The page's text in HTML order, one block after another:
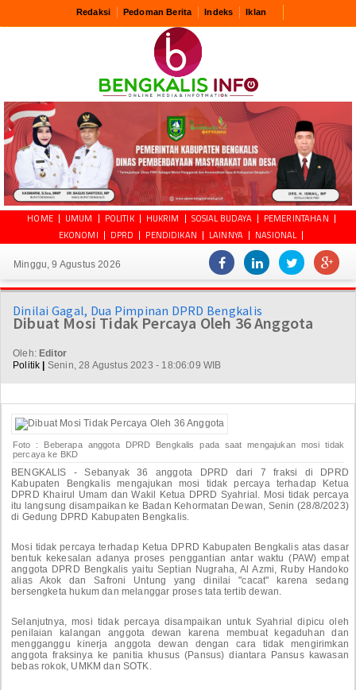
Redaksi Pedoman Berita Indeks Iklan
HOME UMUM POLITIK HUKRIM SOSIAL BUDAYA
PEMERINTAHAN
EKONOMI
DPRD PENDIDIKAN LAINNYA NASIONAL
Minggu, 9 Agustus 2026
Dinilai Gagal, Dua Pimpinan DPRD Bengkalis
Dibuat Mosi Tidak Percaya Oleh 36 Anggota
Oleh: Editor
Politik
Senin, 28 Agustus 2023 - 18:06:09 WIB
Foto : Beberapa anggota DPRD Bengkalis pada saat mengajukan mosi tidak
percaya ke BKD
BENGKALIS - Sebanyak 36 anggota DPRD dari 7 fraksi di DPRD
Kabupaten Bengkalis mengajukan mosi tidak percaya terhadap Ketua
DPRD Khairul Umam dan Wakil Ketua DPRD Syahrial. Mosi tidak percaya
itu langsung disampaikan ke Badan Kehormatan Dewan, Senin (28/8/2023)
di Gedung DPRD Kabupaten Bengkalis.
Mosi tidak percaya terhadap Ketua DPRD Kabupaten Bengkalis atas dasar
bentuk kekesalan adanya proses penggantian antar waktu (PAW) empat
anggota DPRD Bengkalis yaitu Septian Nugraha, Al Azmi, Ruby Handoko
alias Akok dan Safroni Untung yang dinilai "cacat" karena sedang
bersengketa hukum dan melanggar proses tata tertib dewan.
Selanjutnya, mosi tidak percaya disampaikan untuk Syahrial dipicu oleh
penilaian kalangan anggota dewan karena membuat kegaduhan dan
mengganggu kinerja anggota dewan dengan cara tidak mengirimkan
anggota fraksinya ke panitia khusus (Pansus) diantara Pansus kawasan
bebas rokok, UMKM dan SOTK.